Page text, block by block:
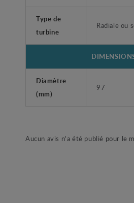
Type de
turbine
Radiale ou
Diamètre
(mm)
97
Aucun avis n'a été publié pour le